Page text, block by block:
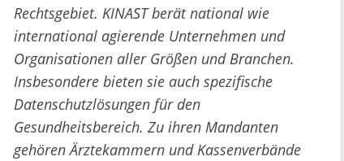
Rechtsgebiet. KINAST berät national wie
international agierende Unternehmen und
Organisationen aller Größen und Branchen.
Insbesondere bieten sie auch spezifische
Datenschutzlösungen für den
Gesundheitsbereich. Zu ihren Mandanten
gehören Ärztekammern und Kassenverbände